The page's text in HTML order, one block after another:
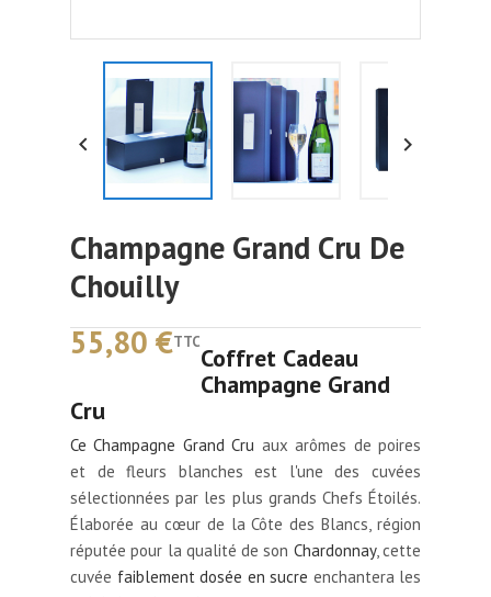
 
Champagne Grand Cru De
Chouilly
55,80 €TTC
Coffret Cadeau
Champagne Grand
Cru
Ce Champagne Grand Cru aux arômes de poires
et de fleurs blanches est l'une des cuvées
sélectionnées par les plus grands Chefs Étoilés.
Élaborée au cœur de la Côte des Blancs, région
réputée pour la qualité de son Chardonnay, cette
cuvée faiblement dosée en sucre enchantera les